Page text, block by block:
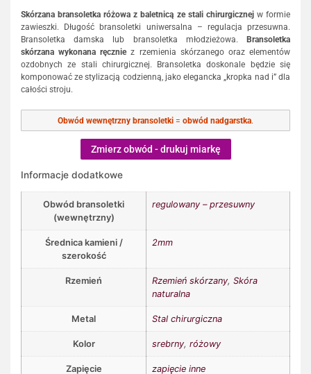
Skórzana bransoletka różowa z baletnicą ze stali chirurgicznejw formie
zawieszki. Długość bransoletki uniwersalna – regulacja przesuwna.
Bransoletka damska lub bransoletka młodzieżowa. Bransoletka
skórzana wykonana ręczniez rzemienia skórzanego oraz elementów
ozdobnych ze stali chirurgicznej. Bransoletka doskonale będzie się
komponować ze stylizacją codzienną, jako elegancka „kropka nad i” dla
całości stroju.
Obwód wewnętrzny bransoletki = obwód nadgarstka.
Zmierz obwód - drukuj miarkę
Informacje dodatkowe
Obwód bransoletki
(wewnętrzny)
regulowany – przesuwny
Średnica kamieni /
szerokość
2mm
Rzemień Rzemień skórzany, Skóra
naturalna
Metal Stal chirurgiczna
Kolor srebrny, różowy
Zapięcie zapięcie inne